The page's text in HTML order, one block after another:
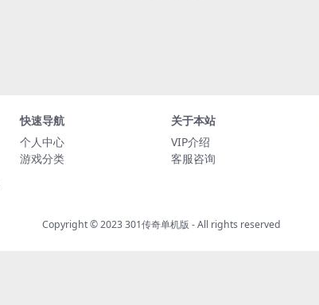
快速导航
个人中心
游戏分类
关于本站
VIP介绍
客服咨询
Copyright © 2023301传奇单机版 - All rights reserved